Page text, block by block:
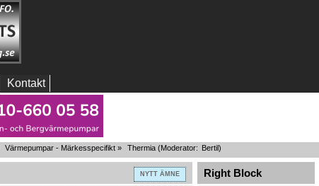
Kontakt
Värmepumpar - Märkesspecifikt » Thermia(Moderator: Bertil)
NYTT ÄMNE Right Block